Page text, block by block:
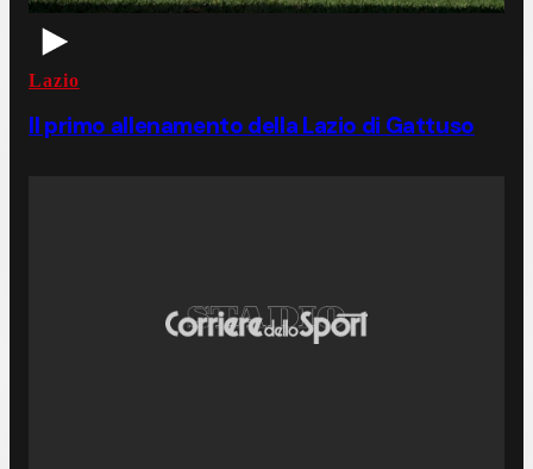
Lazio
Il primo allenamento della Lazio di Gattuso